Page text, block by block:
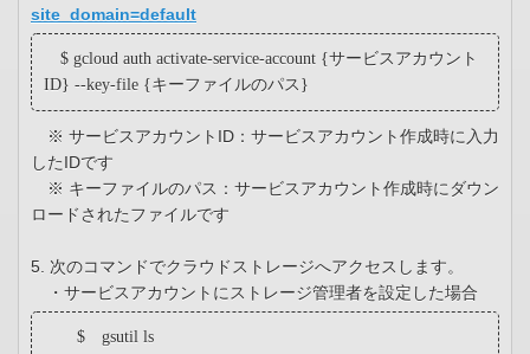
site_domain=default
$ gcloud auth activate-service-account {サービスアカウント
ID} --key-file {キーファイルのパス}
※ サービスアカウントID：サービスアカウント作成時に入力
したIDです
※ キーファイルのパス：サービスアカウント作成時にダウン
ロードされたファイルです
5. 次のコマンドでクラウドストレージへアクセスします。
・サービスアカウントにストレージ管理者を設定した場合
$ gsutil ls